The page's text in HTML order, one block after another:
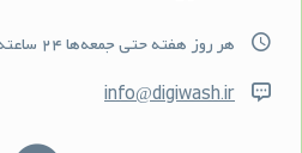
هر روز هفته حتى جمعه‌ها 24 ساعته
info@digiwash.ir